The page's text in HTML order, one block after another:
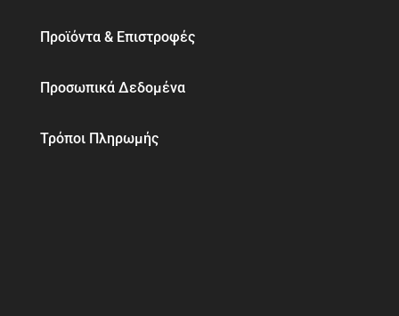
Προϊόντα & Επιστροφές
Προσωπικά Δεδομένα
Τρόποι Πληρωμής